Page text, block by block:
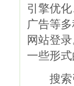
引擎优
广告等
网站登
一些形
搜索引